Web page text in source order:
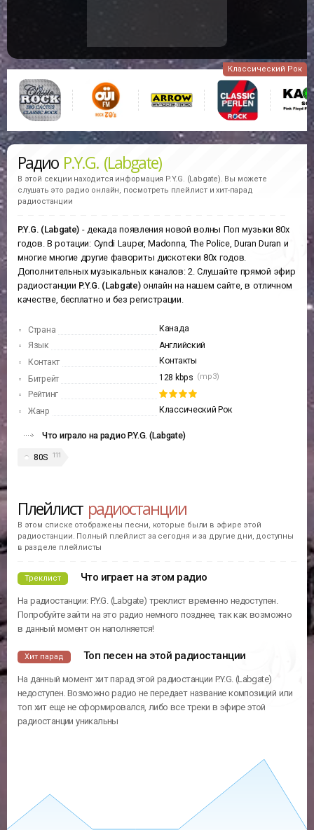
Классический Рок
Радио P.Y.G. (Labgate)
В этой секции находится информация P.Y.G. (Labgate). Вы можете
слушать это радио онлайн, посмотреть плейлист и хит-парад
радиостанции
P.Y.G. (Labgate) - декада появления новой волны Поп музыки 80х
годов. В ротации: Cyndi Lauper, Madonna, The Police, Duran Duran и
многие многие другие фавориты дискотеки 80х годов.
Дополнительных музыкальных каналов: 2. Слушайте прямой эфир
радиостанции P.Y.G. (Labgate)онлайн на нашем сайте, в отличном
качестве, бесплатно и без регистрации.
Страна
Канада
Язык
Английский
Контакт
Контакты
Битрейт
128 kbps (mp3)
Рейтинг
Жанр
Классический Рок
Что играло на радио P.Y.G. (Labgate)
80S 111
Плейлист радиостанции
В этом списке отображены песни, которые были в эфире этой
радиостанции. Полный плейлист за сегодня и за другие дни, доступны
в разделе плейлисты
Треклист Что играет на этом радио
На радиостанции: P.Y.G. (Labgate) треклист временно недоступен.
Попробуйте зайти на это радио немного позднее, так как возможно
в данный момент он наполняется!
Хит парад Топ песен на этой радиостанции
На данный момент хит парад этой радиостанции P.Y.G. (Labgate)
недоступен. Возможно радио не передает название композиций или
топ хит еще не сформировался, либо все треки в эфире этой
радиостанции уникальны